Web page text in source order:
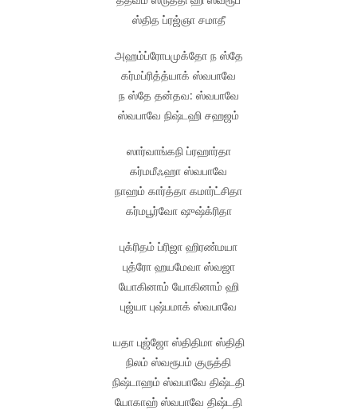
ஸ்தித ப்ரஜ்ஞா சமாதீ
அஹம்ப்ரோபமுக்தோ ந ஸ்தே
கர்மப்ரித்த்யாக் ஸ்வபாவே
ந ஸ்தே தன்தவ: ஸ்வபாவே
ஸ்வபாவே நிஷ்டஹி சஹஜம்
ஸார்வாங்கநி ப்ரஹார்தா
கர்மமீஃஹா ஸ்வபாவே
நாஹம் கார்த்தா கமார்ட்சிதா
கர்மபூர்வோ ஷுஷ்க்ரிதா
புக்ரிதம் ப்ரிஜா ஹிரண்மயா
புத்ரோ ஹயமேவா ஸ்வஜா
யோகினாம் யோகினாம் ஹி
புஜ்யா புஷ்பமாக் ஸ்வபாவே
யதா புஜ்ஜோ ஸ்திதிமா ஸ்திதி
நிலம் ஸ்வரூபம் குருத்தி
நிஷ்டாஹம் ஸ்வபாவே திஷ்டதி
யோகாஹ் ஸ்வபாவே திஷ்டதி